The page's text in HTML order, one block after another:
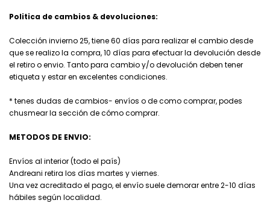
Politica de cambios & devoluciones:
Colección invierno 25, tiene 60 días para realizar el cambio desde
que se realizo la compra, 10 días para efectuar la devolución desde
el retiro o envio. Tanto para cambio y/o devolución deben tener
etiqueta y estar en excelentes condiciones.
* tenes dudas de cambios- envíos o de como comprar, podes
chusmear la sección de cómo comprar.
METODOS DE ENVIO:
Envíos al interior (todo el país)
Andreani retira los días martes y viernes.
Una vez acreditado el pago, el envío suele demorar entre 2-10 días
hábiles según localidad.